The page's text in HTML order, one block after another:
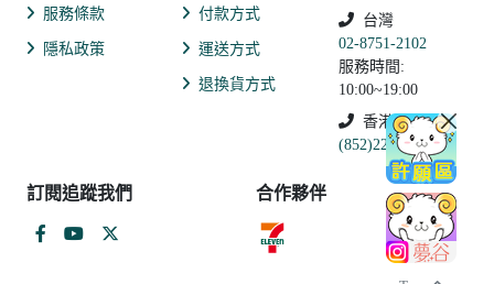
服務條款
隱私政策
付款方式
運送方式
退換貨方式
台灣
02-8751-2102
服務時間:
10:00~19:00
香港
(852)2250-9311
訂閱追蹤我們 合作夥伴